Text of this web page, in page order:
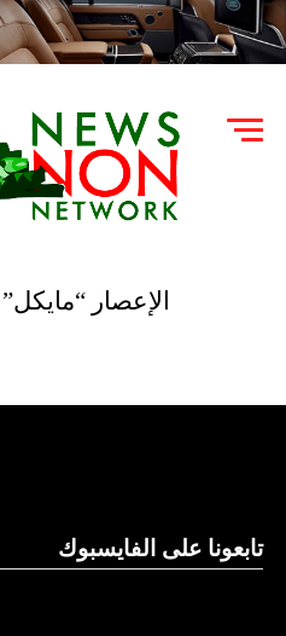
الإعصار
تابعونا على الفايسبوك